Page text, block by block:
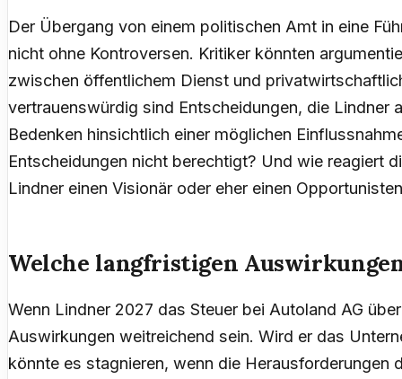
Der Übergang von einem politischen Amt in eine
nicht ohne Kontroversen. Kritiker könnten
zwischen öffentlichem Dienst und
vertrauenswürdig sind Entscheidungen, die Lindner
Bedenken hinsichtlich einer möglichen
Entscheidungen nicht berechtigt? Und wie reagiert
Lindner einen Visionär oder eher einen
Welche langfristigen
Wenn Lindner 2027 das Steuer bei Autoland AG
Auswirkungen weitreichend sein. Wird er das
könnte es stagnieren, wenn die Herausforderungen